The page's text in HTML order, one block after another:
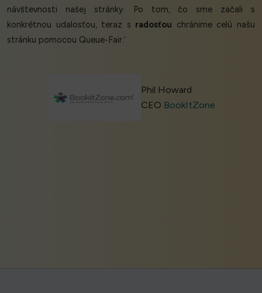
návštevnosti našej stránky. Po tom, čo sme začali s
konkrétnou udalosťou, teraz s radosťou chránime celú našu
stránku pomocou Queue-Fair.’
Phil Howard
CEO BookItZone